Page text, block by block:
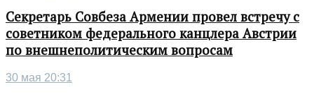
Секретарь Совбеза Армении провел встречу с
советником федерального канцлера Австрии
по внешнеполитическим вопросам
30 мая 20:31